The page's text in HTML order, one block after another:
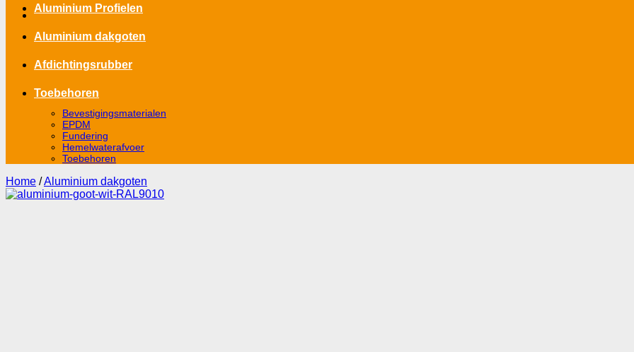
Aluminium Profielen
Aluminium dakgoten
Afdichtingsrubber
Toebehoren
Bevestigingsmaterialen
EPDM
Fundering
Hemelwaterafvoer
Toebehoren
Home /Aluminium dakgoten